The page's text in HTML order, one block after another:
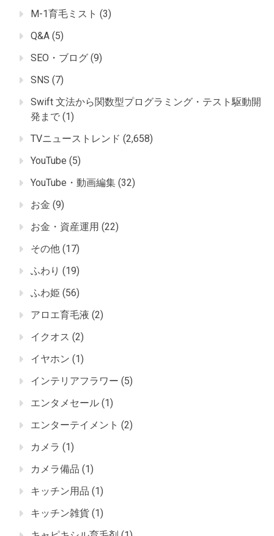
M-1育毛ミスト (3)
Q&A (5)
SEO・ブログ (9)
SNS (7)
Swift 文法から関数型プログラミング・テスト駆動開
発まで (1)
TVニューストレンド (2,658)
YouTube (5)
YouTube・動画編集 (32)
お金 (9)
お金・資産運用 (22)
その他 (17)
ふわり (19)
ふわ姫 (56)
アロエ育毛液 (2)
イクオス (2)
イヤホン (1)
インテリアフラワー (5)
エンタメセール (1)
エンターテイメント (2)
カメラ (1)
カメラ備品 (1)
キッチン用品 (1)
キッチン雑貨 (1)